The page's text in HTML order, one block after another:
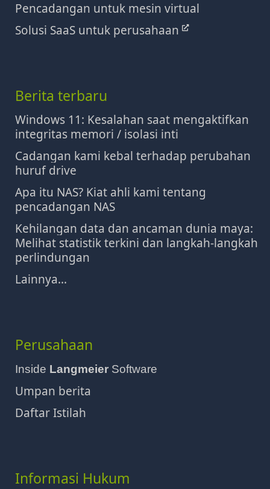
Pencadangan untuk mesin virtual
Solusi SaaS untuk perusahaan
Berita terbaru
Windows 11: Kesalahan saat mengaktifkan
integritas memori / isolasi inti
Cadangan kami kebal terhadap perubahan
huruf drive
Apa itu NAS? Kiat ahli kami tentang
pencadangan NAS
Kehilangan data dan ancaman dunia maya:
Melihat statistik terkini dan langkah-langkah
perlindungan
Lainnya...
Perusahaan
Inside Langmeier Software
Umpan berita
Daftar Istilah
Informasi Hukum